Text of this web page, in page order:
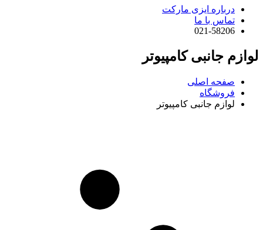
درباره ایزی مارکت
تماس با ما
021-58206
لوازم جانبی کامپیوتر
صفحه اصلی
فروشگاه
لوازم جانبی کامپیوتر